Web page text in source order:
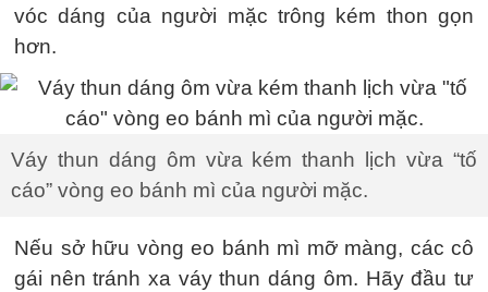
vóc dáng của người mặc trông kém thon gọn
hơn.
Váy thun dáng ôm vừa kém thanh lịch vừa “tố
cáo” vòng eo bánh mì của người mặc.
Nếu sở hữu vòng eo bánh mì mỡ màng, các cô
gái nên tránh xa váy thun dáng ôm. Hãy đầu tư